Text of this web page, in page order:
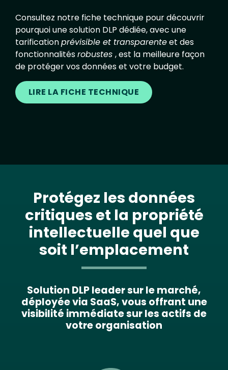
Consultez notre fiche technique pour découvrir
pourquoi une solution DLP dédiée, avec une
tarificationprévisible et transparenteet des
fonctionnalitésrobustes , est la meilleure façon
de protéger vos données et votre budget.
LIRE LA FICHE TECHNIQUE
Protégez les données
critiques et la propriété
intellectuelle quel que
soit l’emplacement
Solution DLP leader sur le marché,
déployée via SaaS, vous offrant une
visibilité immédiate sur les actifs de
votre organisation